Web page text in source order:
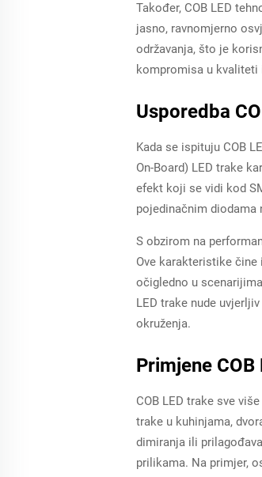
Također, COB LED
jasno, ravnomjerno
održavanja, što je
kompromisa u kvaliteti
Usporedba
Kada se ispituju COB
On-Board) LED trake
efekt koji se vidi kod
pojedinačnim diodama
S obzirom na
Ove karakteristike
očigledno u
LED trake nude
okruženja.
Primjene
COB LED trake sve
trake u kuhinjama,
dimiranja ili
prilikama. Na primjer,